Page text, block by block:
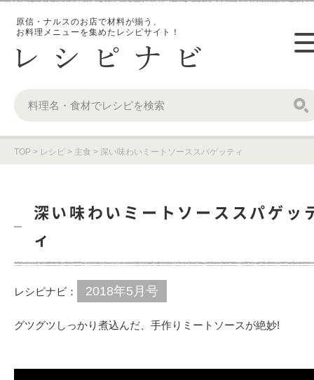
原信・ナルスのお店で材料が揃う、
お料理メニューを集めたレシピサイト！
TOP > レシピ > 主食 > 深い味わいミートソーススパゲッティ
深い味わいミートソーススパゲッ
ィ
レシピナビ： 2018年5月号
グツグツしっかり煮込んだ、手作りミートソースが絶妙!